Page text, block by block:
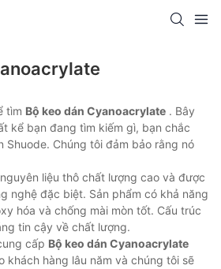
tìm Bộ keo dán Cyanoacrylate . Bây
kể bạn đang tìm kiếm gì, bạn chắc
Shuode. Chúng tôi đảm bảo rằng nó
liệu thô chất lượng cao và được
nghệ đặc biệt. Sản phẩm có khả năng
hóa và chống mài mòn tốt. Cấu trúc
tin cậy về chất lượng.
cấp Bộ keo dán Cyanoacrylate
khách hàng lâu năm và chúng tôi sẽ